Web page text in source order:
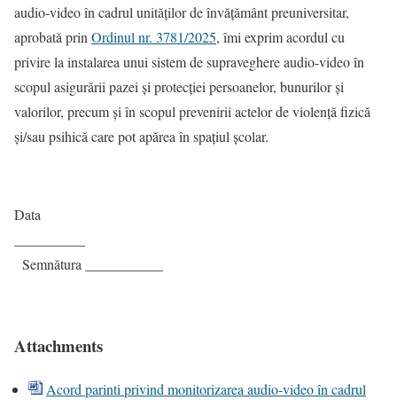
audio-video în cadrul unităţilor de învăţământ preuniversitar,
aprobată prin Ordinul nr. 3781/2025, îmi exprim acordul cu
privire la instalarea unui sistem de supraveghere audio-video în
scopul asigurării pazei şi protecţiei persoanelor, bunurilor şi
valorilor, precum şi în scopul prevenirii actelor de violenţă fizică
şi/sau psihică care pot apărea în spaţiul şcolar.
Data
Semnătura ___________
Attachments
Acord parinti privind monitorizarea audio-video în cadrul